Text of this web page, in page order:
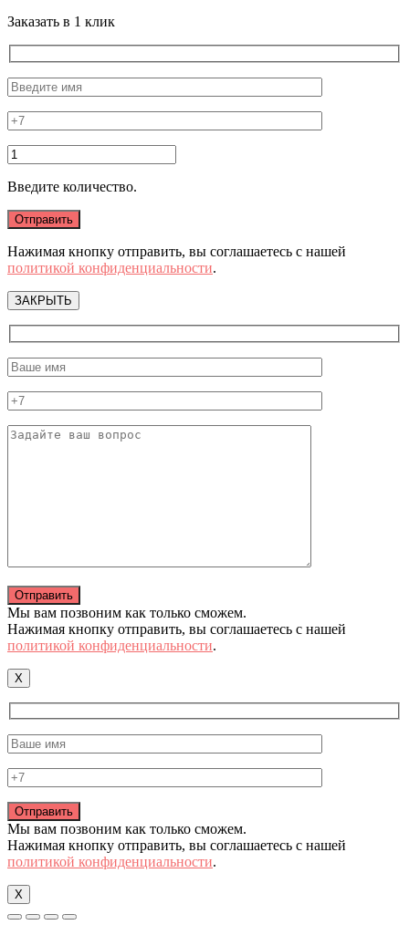
Заказать в 1 клик
Введите количество.
Нажимая кнопку отправить, вы соглашаетесь с нашей
политикой конфиденциальности.
ЗАКРЫТЬ
Мы вам позвоним как только сможем.
Нажимая кнопку отправить, вы соглашаетесь с нашей
политикой конфиденциальности.
X
Мы вам позвоним как только сможем.
Нажимая кнопку отправить, вы соглашаетесь с нашей
политикой конфиденциальности.
X